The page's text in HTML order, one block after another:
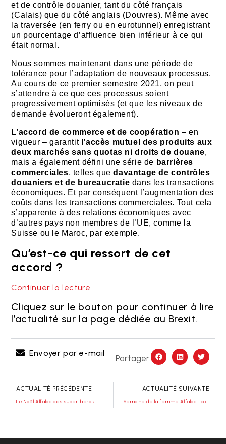
et de contrôle douanier, tant du côté français
(Calais) que du côté anglais (Douvres). Même avec
la traversée (en ferry ou en eurotunnel) enregistrant
un pourcentage d’affluence bien inférieur à ce qui
était normal.
Nous sommes maintenant dans une période de
tolérance pour l’adaptation de nouveaux processus.
Au cours de ce premier semestre 2021, on peut
s’attendre à ce que ces processus soient
progressivement optimisés (et que les niveaux de
demande évolueront également).
L’accord de commerce et de coopération – en
vigueur – garantit l’accès mutuel des produits aux
deux marchés sans quotas ni droits de douane,
mais a également défini une série de barrières
commerciales, telles quedavantage de contrôles
douaniers et de bureaucratie dans les transactions
économiques. Et par conséquent l’augmentation des
coûts dans les transactions commerciales. Tout cela
s’apparente à des relations économiques avec
d’autres pays non membres de l’UE, comme la
Suisse ou le Maroc, par exemple.
Qu’est-ce qui ressort de cet
accord ?
Continuer la lecture
Cliquez sur le bouton pour continuer à lire
l’actualité sur la page dédiée au Brexit.
Envoyer par e-mail
Partager:
ACTUALITÉ PRÉCÉDENTE
Le Noël Alfaloc des super-héros
ACTUALITÉ SUIVANTE
Semaine de la femme Alfaloc : combien de temps cela coûte-t-il ?